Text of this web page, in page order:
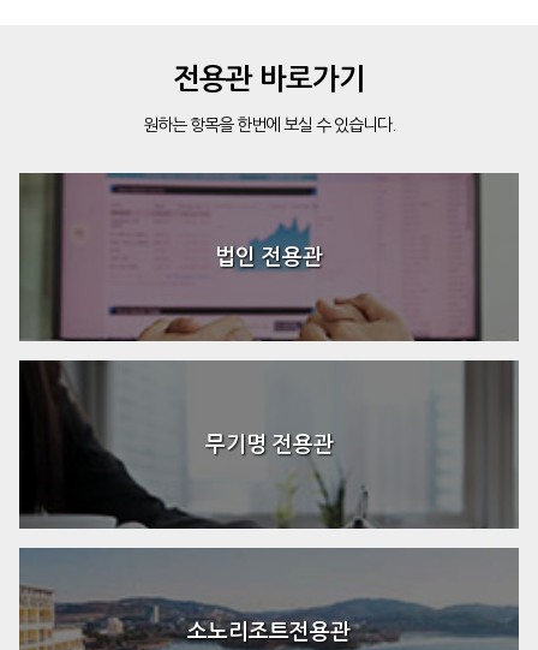
전용관 바로가기
원하는 항목을 한번에 보실 수 있습니다.
법인 전용관
무기명 전용관
소노리조트전용관